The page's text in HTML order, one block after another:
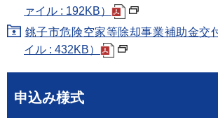
ァイル : 192KB）
銚子市危険空家等除却事業補助金交
イル : 432KB）
申込み様式